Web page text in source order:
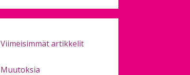
Viimeisimmät artikkelit
Muutoksia